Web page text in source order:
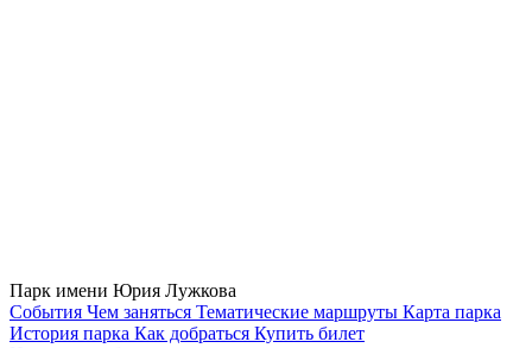
Парк имени Юрия Лужкова
Cобытия Чем заняться Тематические маршруты Карта парка
История парка Как добраться Купить билет